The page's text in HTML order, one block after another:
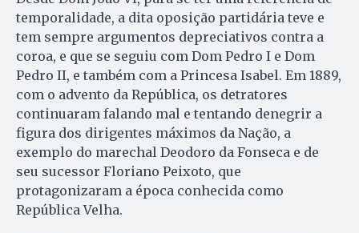
temporalidade, a dita oposição partidária teve e
tem sempre argumentos depreciativos contra a
coroa, e que se seguiu com Dom Pedro I e Dom
Pedro II, e também com a Princesa Isabel. Em 1889,
com o advento da República, os detratores
continuaram falando mal e tentando denegrir a
figura dos dirigentes máximos da Nação, a
exemplo do marechal Deodoro da Fonseca e de
seu sucessor Floriano Peixoto, que
protagonizaram a época conhecida como
República Velha.